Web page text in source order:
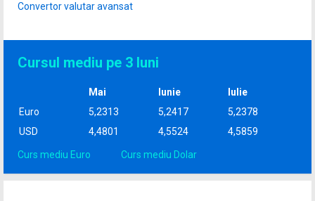
Convertor valutar avansat
Cursul mediu pe 3 luni
Mai Iunie
Iulie
Euro
5,2313 5,2417
5,2378
USD
4,4801 4,5524 4,5859
Curs mediu Euro Curs mediu Dolar